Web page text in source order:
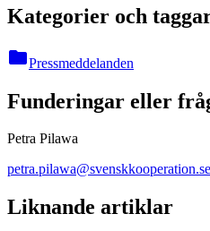
Kategorier och
folderPressmeddelanden
Funderingar eller
Petra Pilawa
petra.pilawa@svenskkooperation.se
Liknande artiklar